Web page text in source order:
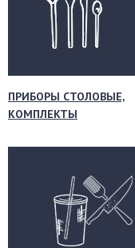
ПРИБОРЫ СТОЛОВЫЕ,
КОМПЛЕКТЫ